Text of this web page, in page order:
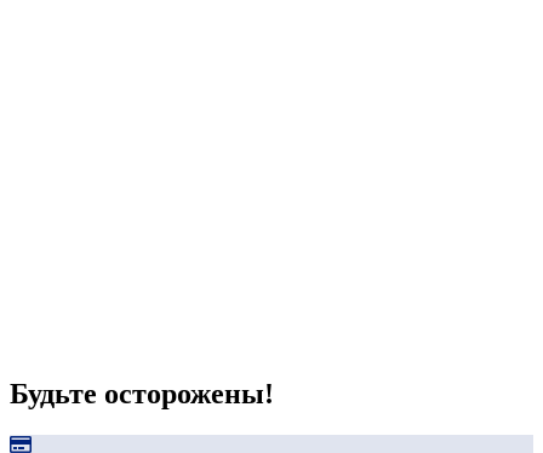
Будьте осторожены!